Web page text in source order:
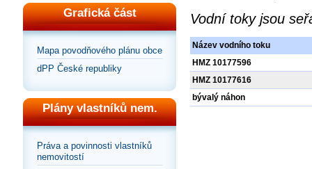
Grafická část
Mapa povodňového plánu obce
dPP České republiky
Plány vlastníků nem.
Práva a povinnosti vlastníků
nemovitostí
Vodní toky jsou
Název vodního toku
HMZ 10177596
HMZ 10177616
bývalý náhon